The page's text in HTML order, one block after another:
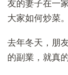
友的妻子在一
大家如何炒菜。
去年冬天，朋
的副業，就真